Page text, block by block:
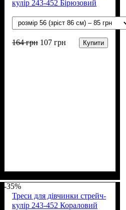
кулір 243-452 Бірюзовий
164грн 107 грн Купити
х/б, 6% лайкра)
-35%
Треси для дівчинки стрейч-
кулір 243-452 Кораловий